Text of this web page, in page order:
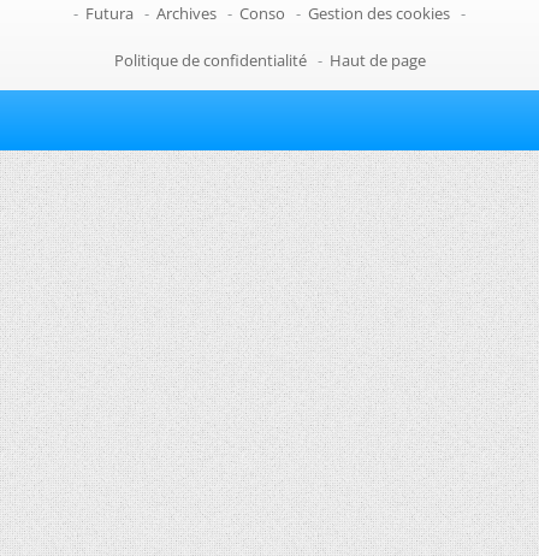
- Futura - Archives - Conso - Gestion des cookies -
Politique de confidentialité - Haut de page